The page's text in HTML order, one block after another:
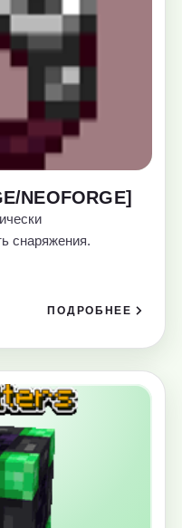
NEOFORGE]
снаряжения.
ПОДРОБНЕЕ